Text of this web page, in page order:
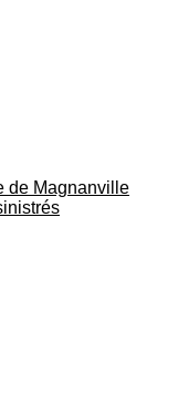
de Magnanville